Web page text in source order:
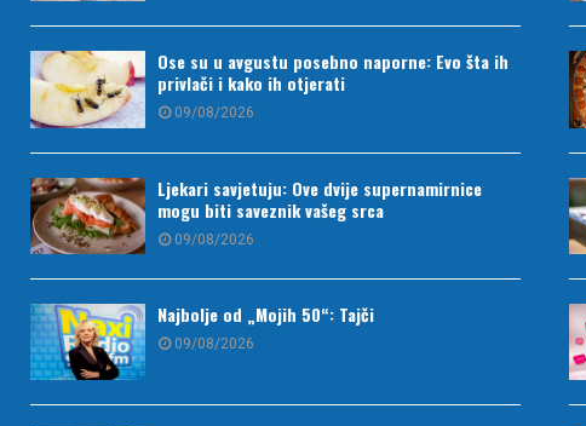
Ose su u avgustu posebno naporne: Evo šta ih
privlači i kako ih otjerati
09/08/2026
Ljekari savjetuju: Ove dvije supernamirnice
mogu biti saveznik vašeg srca
09/08/2026
Najbolje od „Mojih 50“: Tajči
09/08/2026